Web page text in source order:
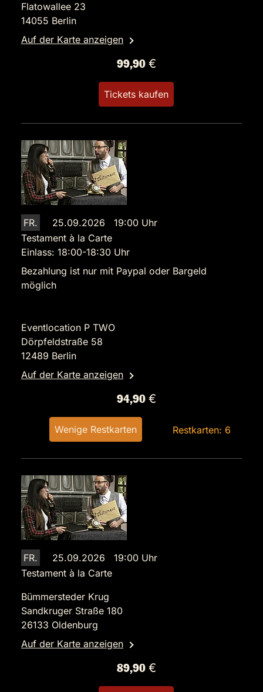
Flatowallee 23
14055 Berlin
Auf der Karte anzeigen
99,90 €
Tickets kaufen
FR.
25.09.2026 19:00 Uhr
Testament à la Carte
Einlass: 18:00-18:30 Uhr
Bezahlung ist nur mit Paypal oder Bargeld
möglich
Eventlocation P TWO
Dörpfeldstraße 58
12489 Berlin
Auf der Karte anzeigen
94,90 €
Wenige Restkarten Restkarten: 6
FR.
25.09.2026 19:00 Uhr
Testament à la Carte
Bümmersteder Krug
Sandkruger Straße 180
26133 Oldenburg
Auf der Karte anzeigen
89,90 €